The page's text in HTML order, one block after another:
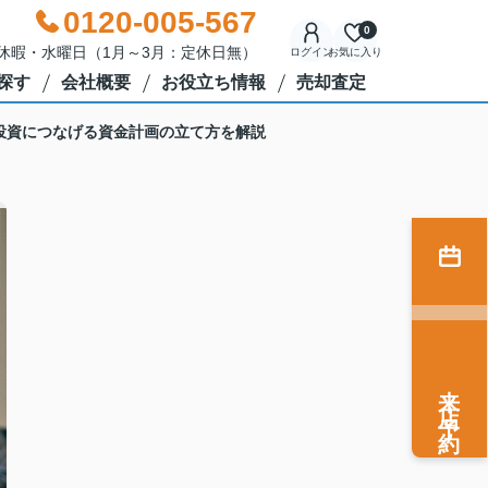
0120-005-567
・水曜日（1月～3月：定休日無） ログインお気に入り
0
す 会社概要 お役立ち情報 売却査定
につなげる資金計画の立て方を解説
来店予約